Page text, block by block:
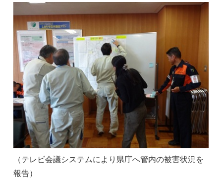
（テレビ会議システムにより県庁へ管内の被害状況を
報告）